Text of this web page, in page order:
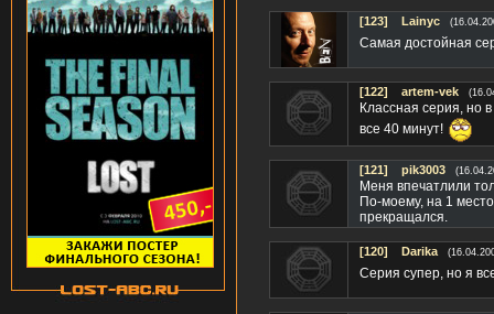
[123] Lainyc
Самая достойная
[122] artem-vek
Классная серия, но
все 40 минут!
[121] pik3003
Меня впечатлили
По-моему, на 1
прекращался.
[120] Darika
Серия супер, но я